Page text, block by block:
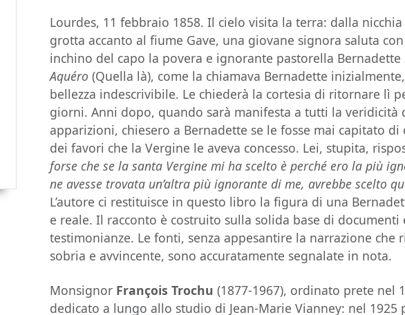
Lourdes, 11 febbraio 1858. Il cielo visita la terra: dalla
grotta accanto al fiume Gave, una giovane signora saluta
inchino del capo la povera e ignorante pastorella Bernadette
Aquéro (Quella là), come la chiamava Bernadette
bellezza indescrivibile. Le chiederà la cortesia di ritornare lì
giorni. Anni dopo, quando sarà manifesta a tutti la veridicità
apparizioni, chiesero a Bernadette se le fosse mai capitato di
dei favori che la Vergine le aveva concesso. Lei, stupita,
forse che se la santa Vergine mi ha scelto è perché ero la più
ne avesse trovata un’altra più ignorante di me, avrebbe scelto
L’autore ci restituisce in questo libro la figura di una
e reale. Il racconto è costruito sulla solida base di documenti
testimonianze. Le fonti, senza appesantire la narrazione che
sobria e avvincente, sono accuratamente segnalate in nota.
Monsignor François Trochu (1877-1967), ordinato prete nel
dedicato a lungo allo studio di Jean-Marie Vianney: nel 1925